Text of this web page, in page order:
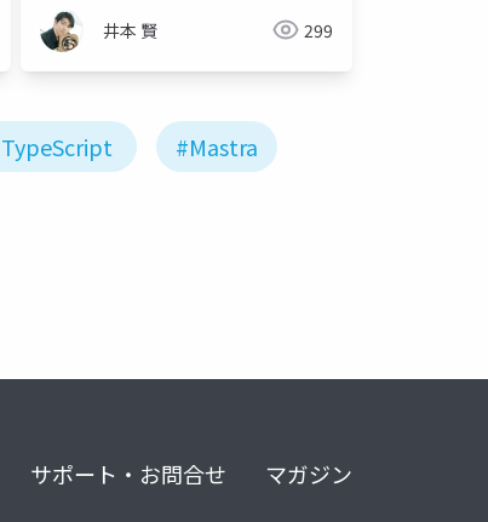
井本 賢 299
#Mastra
サポート・お問合せ マガジン